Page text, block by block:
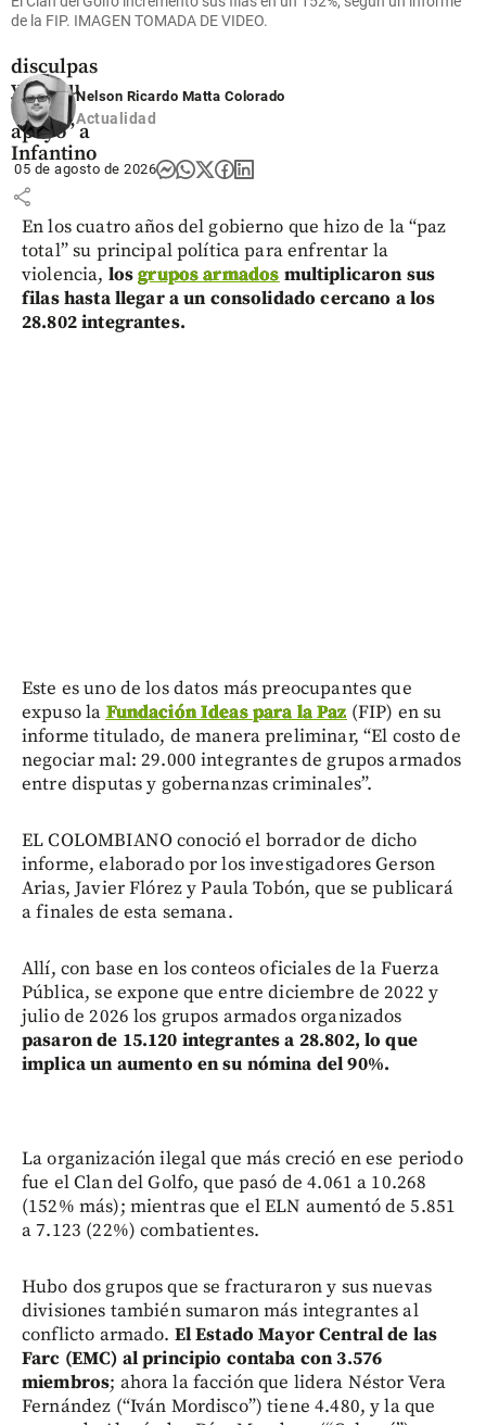
su crisis
disculpas
y dio su
“pleno
apoyo” a
Infantino
share
de la FIP. IMAGEN TOMADA DE VIDEO.
Nelson Ricardo Matta Colorado
Actualidad
05 de agosto de 2026
En los cuatro años del gobierno que hizo de la “paz
total” su principal política para enfrentar la
violencia, losgrupos armados multiplicaron sus
filas hasta llegar a un consolidado cercano a los
28.802 integrantes.
Este es uno de los datos más preocupantes que
expuso la Fundación Ideas para la Paz (FIP) en su
informe titulado, de manera preliminar, “El costo de
negociar mal: 29.000 integrantes de grupos armados
entre disputas y gobernanzas criminales”.
EL COLOMBIANO conoció el borrador de dicho
informe, elaborado por los investigadores Gerson
Arias, Javier Flórez y Paula Tobón, que se publicará
a finales de esta semana.
Allí, con base en los conteos oficiales de la Fuerza
Pública, se expone que entre diciembre de 2022 y
julio de 2026 los grupos armados organizados
pasaron de 15.120 integrantes a 28.802, lo que
implica un aumento en su nómina del 90%.
La organización ilegal que más creció en ese periodo
fue el Clan del Golfo, que pasó de 4.061 a 10.268
(152% más); mientras que el ELN aumentó de 5.851
a 7.123 (22%) combatientes.
Hubo dos grupos que se fracturaron y sus nuevas
divisiones también sumaron más integrantes al
conflicto armado. El Estado Mayor Central de las
Farc (EMC) al principio contaba con 3.576
miembros; ahora la facción que lidera Néstor Vera
Fernández (“Iván Mordisco”) tiene 4.480, y la que